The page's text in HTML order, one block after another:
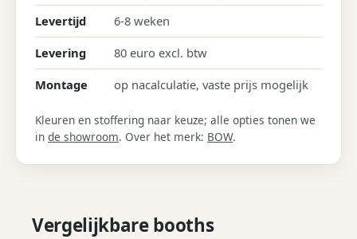
Levertijd
6-8 weken
Levering
80 euro excl. btw
Montage
op nacalculatie, vaste prijs mogelijk
Kleuren en stoffering naar keuze; alle opties tonen we
in de showroom. Over het merk: BOW.
Vergelijkbare booths